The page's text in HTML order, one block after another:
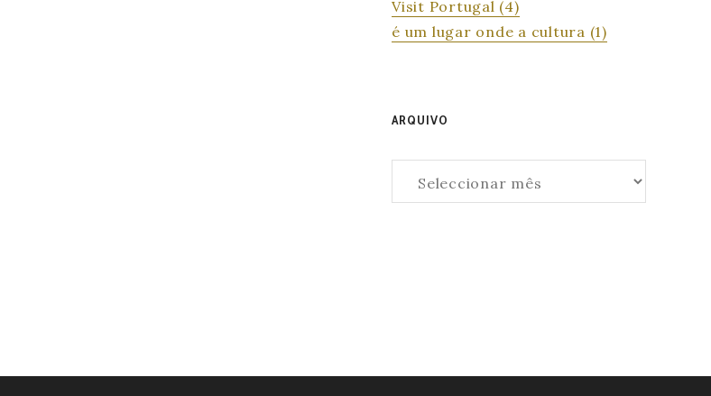
Visit Portugal (4)
é um lugar onde a cultura (1)
ARQUIVO